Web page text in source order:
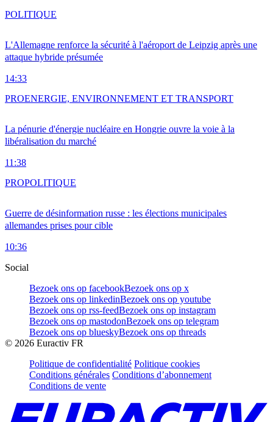
L'Allemagne renforce la sécurité à l'aéroport de Leipzig après une
attaque hybride présumée
14:33
POLITIQUE
La pénurie d'énergie nucléaire en Hongrie ouvre la voie à la
libéralisation du marché
11:38
PROENERGIE, ENVIRONNEMENT ET TRANSPORT
Guerre de désinformation russe : les élections municipales
allemandes prises pour cible
10:36
PROPOLITIQUE
Social
Bezoek ons op facebookBezoek ons op x
Bezoek ons op linkedinBezoek ons op youtube
Bezoek ons op rss-feedBezoek ons op instagram
Bezoek ons op mastodonBezoek ons op telegram
Bezoek ons op blueskyBezoek ons op threads
© 2026 Euractiv FR
Politique de confidentialité Politique cookies
Conditions générales Conditions d’abonnement
Conditions de vente